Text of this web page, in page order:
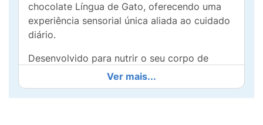
chocolate Língua de Gato, oferecendo uma
experiência sensorial única aliada ao cuidado
diário.
Desenvolvido para nutrir o seu corpo de
dentro para fora, ele oferece impressionantes
23g de proteína do colágenopor porção,
auxiliando na manutenção da massa muscular
Ver mais...